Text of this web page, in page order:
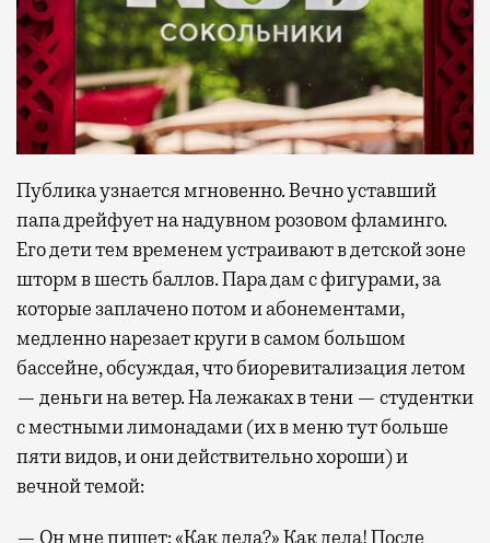
Публика узнается мгновенно. Вечно уставший
папа дрейфует на надувном розовом фламинго.
Его дети тем временем устраивают в детской зоне
шторм в шесть баллов. Пара дам с фигурами, за
которые заплачено потом и абонементами,
медленно нарезает круги в самом большом
бассейне, обсуждая, что биоревитализация летом
— деньги на ветер. На лежаках в тени — студентки
с местными лимонадами (их в меню тут больше
пяти видов, и они действительно хороши) и
вечной темой:
— Он мне пишет: «Как дела?» Как дела! После